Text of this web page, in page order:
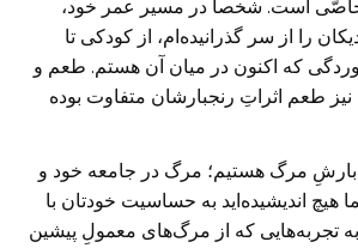
خاصّی است. شخصاً در مسیر عمر خود،
را از سر گذرانیده‌ام، از کودکی تا
که اکنون در میان آن هستم. طعم و
طعم اثراتِ رنجبارشان متفاوت بوده
بارشِ مرگ هستیم؛ مرگ در جامعه خود و
هیچ اندیشیده‌اید به حساسیت خودتان با
تجربه‌هایی که از مرگ‌های معمولِ پیشین